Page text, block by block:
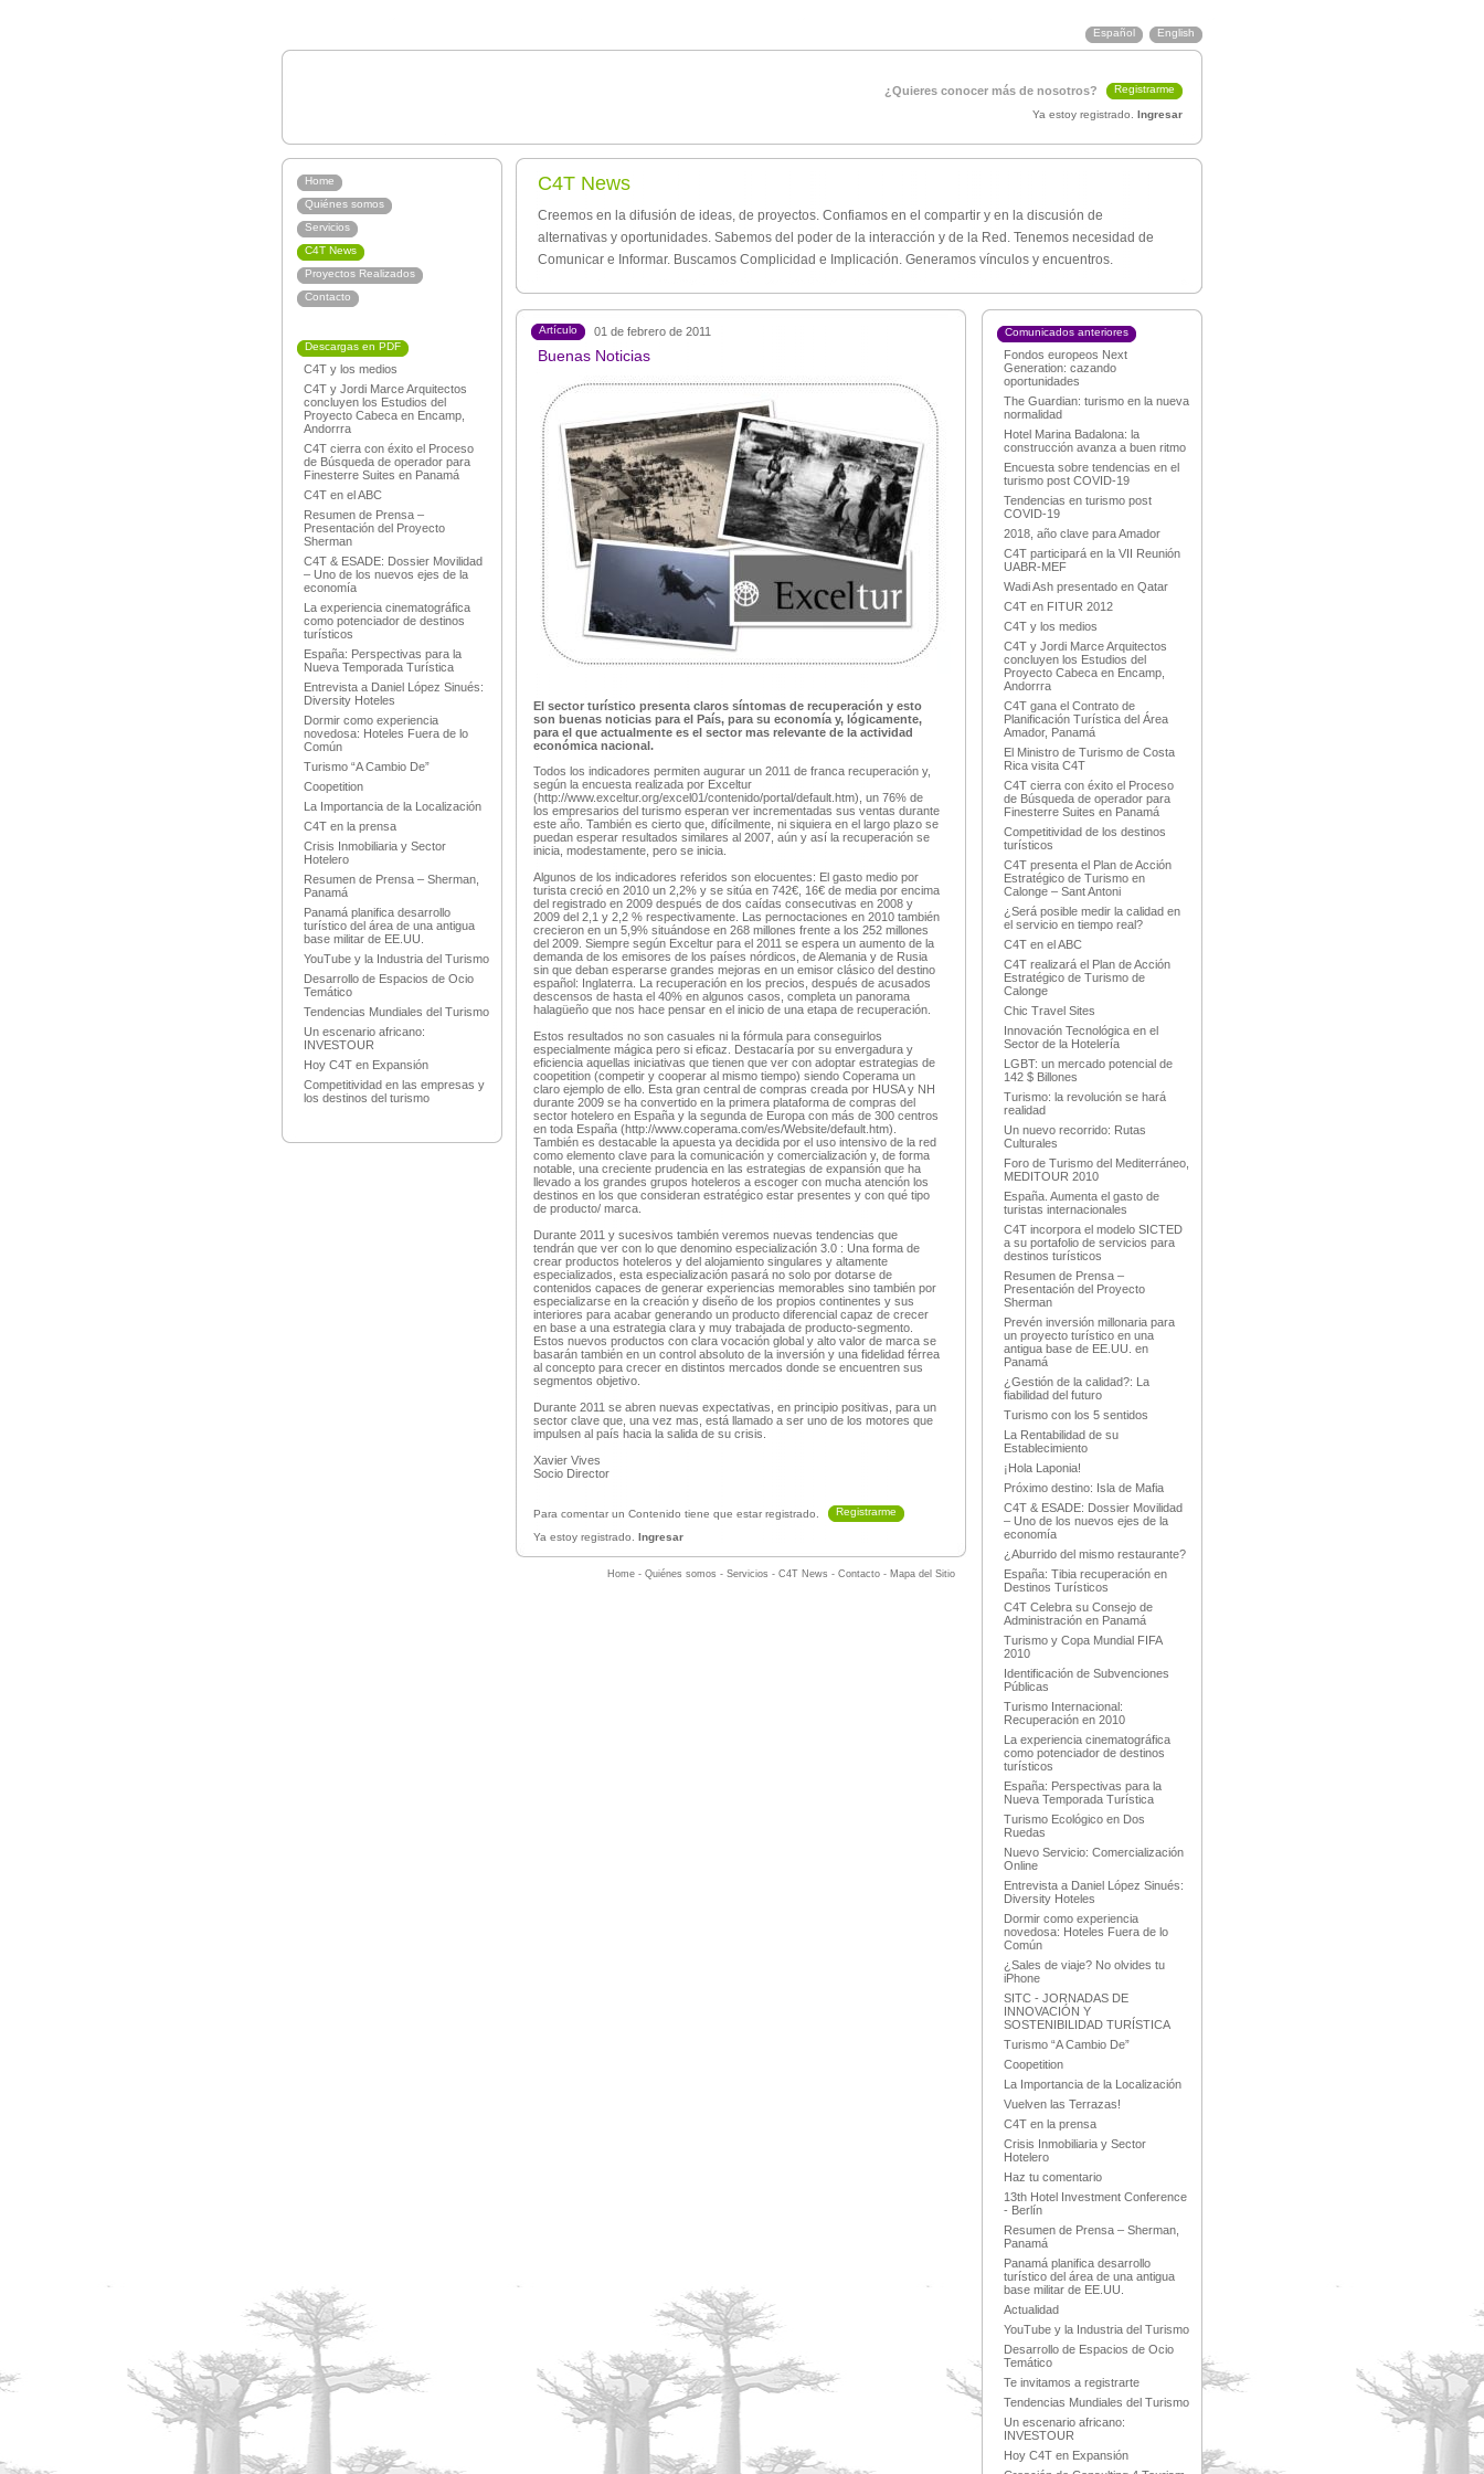
Español English
¿Quieres conocer más de nosotros? Registrarme
Ya estoy registrado. Ingresar
Home
Quiénes somos
Servicios
C4T News
Proyectos Realizados
Contacto
Descargas en PDF
C4T y los medios
C4T y Jordi Marce Arquitectos
concluyen los Estudios del
Proyecto Cabeca en Encamp,
Andorrra
C4T cierra con éxito el Proceso
de Búsqueda de operador para
Finesterre Suites en Panamá
C4T en el ABC
Resumen de Prensa –
Presentación del Proyecto
Sherman
C4T & ESADE: Dossier Movilidad
– Uno de los nuevos ejes de la
economía
La experiencia cinematográfica
como potenciador de destinos
turísticos
España: Perspectivas para la
Nueva Temporada Turística
Entrevista a Daniel López Sinués:
Diversity Hoteles
Dormir como experiencia
novedosa: Hoteles Fuera de lo
Común
Turismo “A Cambio De”
Coopetition
La Importancia de la Localización
C4T en la prensa
Crisis Inmobiliaria y Sector
Hotelero
Resumen de Prensa – Sherman,
Panamá
Panamá planifica desarrollo
turístico del área de una antigua
base militar de EE.UU.
YouTube y la Industria del Turismo
Desarrollo de Espacios de Ocio
Temático
Tendencias Mundiales del Turismo
Un escenario africano:
INVESTOUR
Hoy C4T en Expansión
Competitividad en las empresas y
los destinos del turismo
C4T News
Creemos en la difusión de ideas, de proyectos. Confiamos en el compartir y en la discusión de
alternativas y oportunidades. Sabemos del poder de la interacción y de la Red. Tenemos necesidad de
Comunicar e Informar. Buscamos Complicidad e Implicación. Generamos vínculos y encuentros.
Artículo 01 de febrero de 2011
Buenas Noticias
El sector turístico presenta claros síntomas de recuperación y esto
son buenas noticias para el País, para su economía y, lógicamente,
para el que actualmente es el sector mas relevante de la actividad
económica nacional.
Todos los indicadores permiten augurar un 2011 de franca recuperación y,
según la encuesta realizada por Exceltur
(http://www.exceltur.org/excel01/contenido/portal/default.htm), un 76% de
los empresarios del turismo esperan ver incrementadas sus ventas durante
este año. También es cierto que, difícilmente, ni siquiera en el largo plazo se
puedan esperar resultados similares al 2007, aún y así la recuperación se
inicia, modestamente, pero se inicia.
Algunos de los indicadores referidos son elocuentes: El gasto medio por
turista creció en 2010 un 2,2% y se sitúa en 742€, 16€ de media por encima
del registrado en 2009 después de dos caídas consecutivas en 2008 y
2009 del 2,1 y 2,2 % respectivamente. Las pernoctaciones en 2010 también
crecieron en un 5,9% situándose en 268 millones frente a los 252 millones
del 2009. Siempre según Exceltur para el 2011 se espera un aumento de la
demanda de los emisores de los países nórdicos, de Alemania y de Rusia
sin que deban esperarse grandes mejoras en un emisor clásico del destino
español: Inglaterra. La recuperación en los precios, después de acusados
descensos de hasta el 40% en algunos casos, completa un panorama
halagüeño que nos hace pensar en el inicio de una etapa de recuperación.
Estos resultados no son casuales ni la fórmula para conseguirlos
especialmente mágica pero si eficaz. Destacaría por su envergadura y
eficiencia aquellas iniciativas que tienen que ver con adoptar estrategias de
coopetition (competir y cooperar al mismo tiempo) siendo Coperama un
claro ejemplo de ello. Esta gran central de compras creada por HUSA y NH
durante 2009 se ha convertido en la primera plataforma de compras del
sector hotelero en España y la segunda de Europa con más de 300 centros
en toda España (http://www.coperama.com/es/Website/default.htm).
También es destacable la apuesta ya decidida por el uso intensivo de la red
como elemento clave para la comunicación y comercialización y, de forma
notable, una creciente prudencia en las estrategias de expansión que ha
llevado a los grandes grupos hoteleros a escoger con mucha atención los
destinos en los que consideran estratégico estar presentes y con qué tipo
de producto/ marca.
Durante 2011 y sucesivos también veremos nuevas tendencias que
tendrán que ver con lo que denomino especialización 3.0 : Una forma de
crear productos hoteleros y del alojamiento singulares y altamente
especializados, esta especialización pasará no solo por dotarse de
contenidos capaces de generar experiencias memorables sino también por
especializarse en la creación y diseño de los propios continentes y sus
interiores para acabar generando un producto diferencial capaz de crecer
en base a una estrategia clara y muy trabajada de producto-segmento.
Estos nuevos productos con clara vocación global y alto valor de marca se
basarán también en un control absoluto de la inversión y una fidelidad férrea
al concepto para crecer en distintos mercados donde se encuentren sus
segmentos objetivo.
Durante 2011 se abren nuevas expectativas, en principio positivas, para un
sector clave que, una vez mas, está llamado a ser uno de los motores que
impulsen al país hacia la salida de su crisis.
Xavier Vives
Socio Director
Para comentar un Contenido tiene que estar registrado. Registrarme
Ya estoy registrado. Ingresar
Home - Quiénes somos - Servicios - C4T News - Contacto - Mapa del Sitio
Comunicados anteriores
Fondos europeos Next
Generation: cazando
oportunidades
The Guardian: turismo en la nueva
normalidad
Hotel Marina Badalona: la
construcción avanza a buen ritmo
Encuesta sobre tendencias en el
turismo post COVID-19
Tendencias en turismo post
COVID-19
2018, año clave para Amador
C4T participará en la VII Reunión
UABR-MEF
Wadi Ash presentado en Qatar
C4T en FITUR 2012
C4T y los medios
C4T y Jordi Marce Arquitectos
concluyen los Estudios del
Proyecto Cabeca en Encamp,
Andorrra
C4T gana el Contrato de
Planificación Turística del Área
Amador, Panamá
El Ministro de Turismo de Costa
Rica visita C4T
C4T cierra con éxito el Proceso
de Búsqueda de operador para
Finesterre Suites en Panamá
Competitividad de los destinos
turísticos
C4T presenta el Plan de Acción
Estratégico de Turismo en
Calonge – Sant Antoni
¿Será posible medir la calidad en
el servicio en tiempo real?
C4T en el ABC
C4T realizará el Plan de Acción
Estratégico de Turismo de
Calonge
Chic Travel Sites
Innovación Tecnológica en el
Sector de la Hotelería
LGBT: un mercado potencial de
142 $ Billones
Turismo: la revolución se hará
realidad
Un nuevo recorrido: Rutas
Culturales
Foro de Turismo del Mediterráneo,
MEDITOUR 2010
España. Aumenta el gasto de
turistas internacionales
C4T incorpora el modelo SICTED
a su portafolio de servicios para
destinos turísticos
Resumen de Prensa –
Presentación del Proyecto
Sherman
Prevén inversión millonaria para
un proyecto turístico en una
antigua base de EE.UU. en
Panamá
¿Gestión de la calidad?: La
fiabilidad del futuro
Turismo con los 5 sentidos
La Rentabilidad de su
Establecimiento
¡Hola Laponia!
Próximo destino: Isla de Mafia
C4T & ESADE: Dossier Movilidad
– Uno de los nuevos ejes de la
economía
¿Aburrido del mismo restaurante?
España: Tibia recuperación en
Destinos Turísticos
C4T Celebra su Consejo de
Administración en Panamá
Turismo y Copa Mundial FIFA
2010
Identificación de Subvenciones
Públicas
Turismo Internacional:
Recuperación en 2010
La experiencia cinematográfica
como potenciador de destinos
turísticos
España: Perspectivas para la
Nueva Temporada Turística
Turismo Ecológico en Dos
Ruedas
Nuevo Servicio: Comercialización
Online
Entrevista a Daniel López Sinués:
Diversity Hoteles
Dormir como experiencia
novedosa: Hoteles Fuera de lo
Común
¿Sales de viaje? No olvides tu
iPhone
SITC - JORNADAS DE
INNOVACIÓN Y
SOSTENIBILIDAD TURÍSTICA
Turismo “A Cambio De”
Coopetition
La Importancia de la Localización
Vuelven las Terrazas!
C4T en la prensa
Crisis Inmobiliaria y Sector
Hotelero
Haz tu comentario
13th Hotel Investment Conference
- Berlín
Resumen de Prensa – Sherman,
Panamá
Panamá planifica desarrollo
turístico del área de una antigua
base militar de EE.UU.
Actualidad
YouTube y la Industria del Turismo
Desarrollo de Espacios de Ocio
Temático
Te invitamos a registrarte
Tendencias Mundiales del Turismo
Un escenario africano:
INVESTOUR
Hoy C4T en Expansión